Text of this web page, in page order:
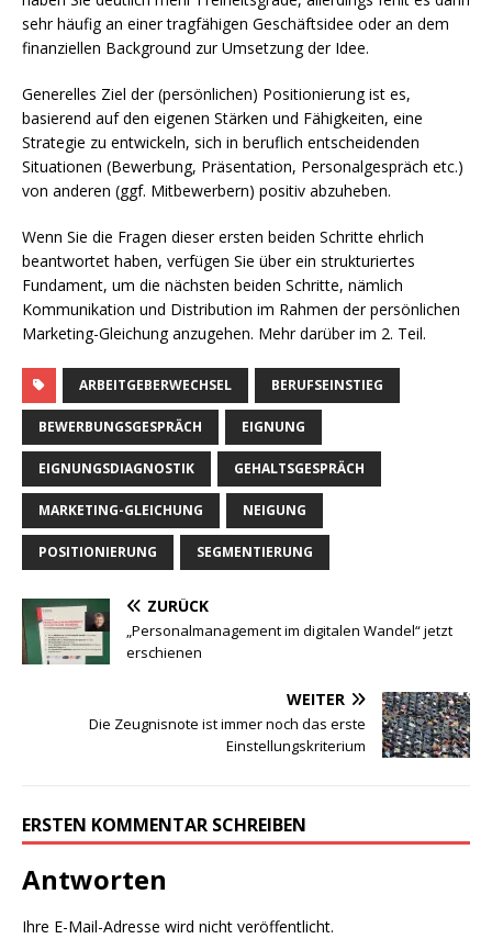
sehr häufig an einer tragfähigen Geschäftsidee oder an dem
finanziellen Background zur Umsetzung der Idee.
Generelles Ziel der (persönlichen) Positionierung ist es,
basierend auf den eigenen Stärken und Fähigkeiten, eine
Strategie zu entwickeln, sich in beruflich entscheidenden
Situationen (Bewerbung, Präsentation, Personalgespräch etc.)
von anderen (ggf. Mitbewerbern) positiv abzuheben.
Wenn Sie die Fragen dieser ersten beiden Schritte ehrlich
beantwortet haben, verfügen Sie über ein strukturiertes
Fundament, um die nächsten beiden Schritte, nämlich
Kommunikation und Distribution im Rahmen der persönlichen
Marketing-Gleichung anzugehen. Mehr darüber im 2. Teil.
ARBEITGEBERWECHSEL BERUFSEINSTIEG
BEWERBUNGSGESPRÄCH EIGNUNG
EIGNUNGSDIAGNOSTIK GEHALTSGESPRÄCH
MARKETING-GLEICHUNG NEIGUNG
POSITIONIERUNG SEGMENTIERUNG
ZURÜCK
„Personalmanagement im digitalen Wandel“ jetzt
erschienen
WEITER
Die Zeugnisnote ist immer noch das erste
Einstellungskriterium
ERSTEN KOMMENTAR SCHREIBEN
Antworten
Ihre E-Mail-Adresse wird nicht veröffentlicht.